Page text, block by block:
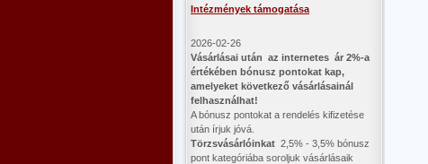
Intézmények támogatása
2026-02-26
Vásárlásai után az internetes ár 2%-a
értékében bónusz pontokat kap,
amelyeket következő vásárlásainál
felhasználhat!
A bónusz pontokat a rendelés kifizetése
után írjuk jóvá.
Törzsvásárlóinkat 2,5% - 3,5% bónusz
pont kategóriába soroljuk vásárlásaik